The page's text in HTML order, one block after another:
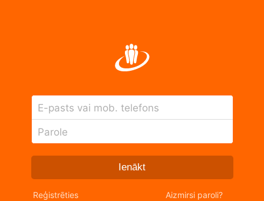
E-pasts vai mob. telefons
Parole
Ienākt
Reģistrēties Aizmirsi paroli?